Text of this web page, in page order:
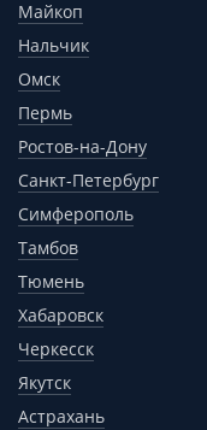
Майкоп
Нальчик
Омск
Пермь
Ростов-на-Дону
Санкт-Петербург
Симферополь
Тамбов
Тюмень
Хабаровск
Черкесск
Якутск
Астрахань